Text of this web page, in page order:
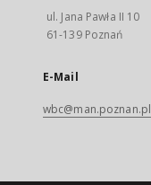
ul. Jana Pawła II 10
61-139 Poznań
E-Mail
wbc@man.poznan.pl